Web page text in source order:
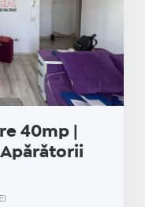
40mp |
Apărătorii